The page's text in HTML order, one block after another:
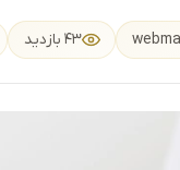
۴۳ بازدید